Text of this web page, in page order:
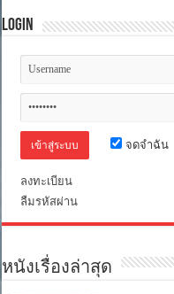
Login
จดจำฉัน
ลงทะเบียน
ลืมรหัสผ่าน
หนังเรื่องล่าสุด